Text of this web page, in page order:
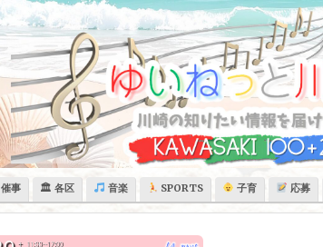
催事 🏛 各区 音楽 SPORTS 子育 応募